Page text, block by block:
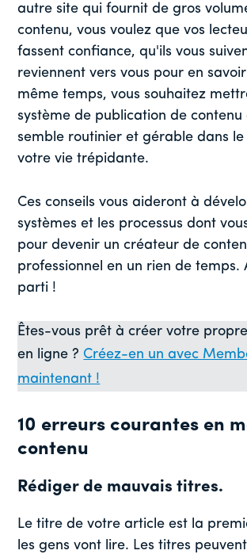
autre site qui fournit de gros
contenu, vous voulez que vos
fassent confiance, qu'ils vous
reviennent vers vous pour en
même temps, vous souhaitez
système de publication de contenu
semble routinier et gérable dans
votre vie trépidante.
Ces conseils vous aideront à
systèmes et les processus dont
pour devenir un créateur de
professionnel en un rien de temps.
parti !
Êtes-vous prêt à créer votre
en ligne ? Créez-en un avec
maintenant !
10 erreurs courantes en
contenu
Rédiger de mauvais titres.
Le titre de votre article est la
les gens vont lire. Les titres